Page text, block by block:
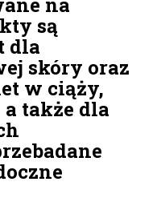
są
dla
skóry oraz
w ciąży,
także dla